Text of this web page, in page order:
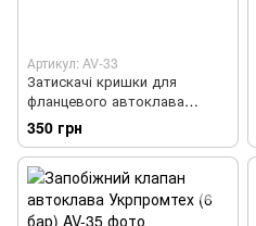
Артикул: AV-33
Затискачі кришки для
фланцевого автоклава
Укрпромтех
350 грн